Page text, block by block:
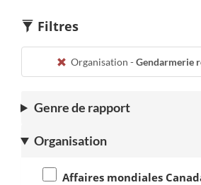
91
92
Filtres
Organisation -Gendarmerie
Genre de rapport
Organisation
Affaires mondiales